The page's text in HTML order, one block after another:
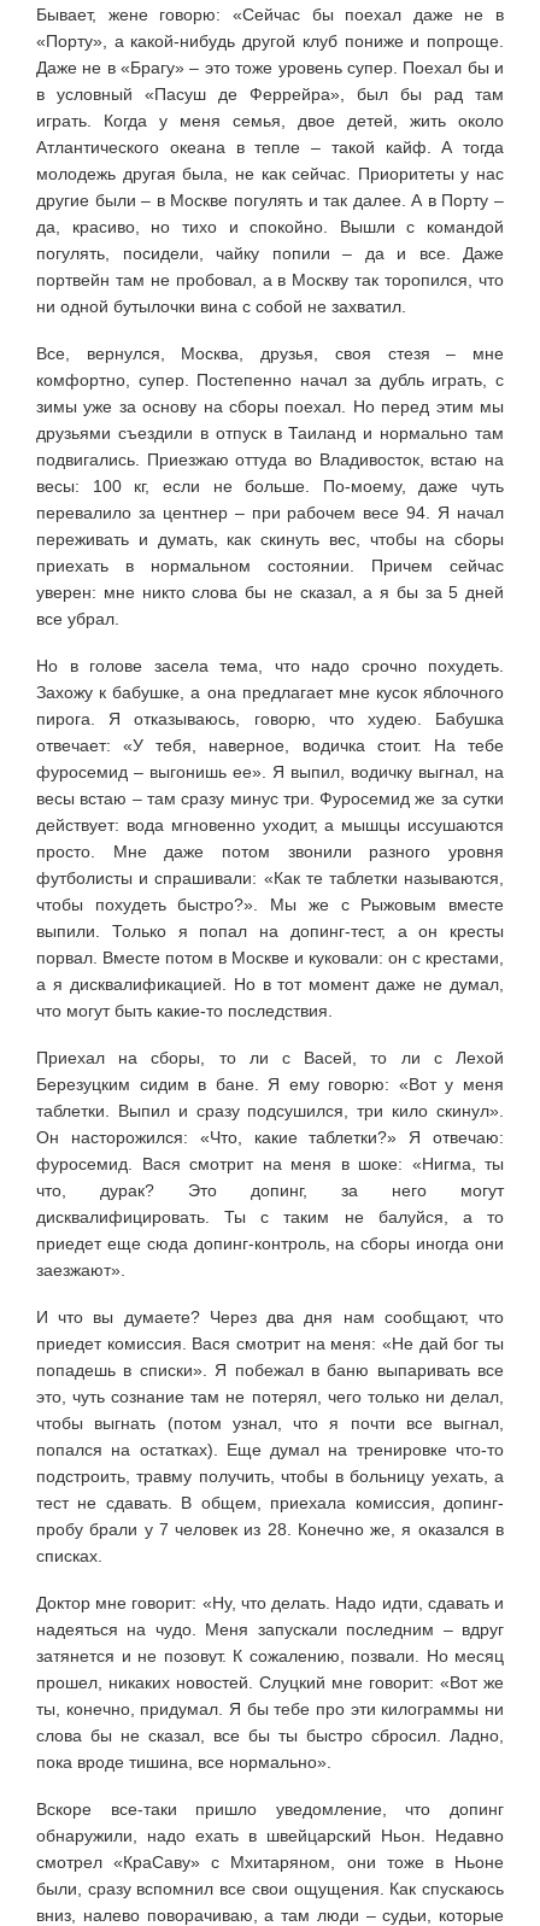
Бывает, жене говорю: «Сейчас бы поехал даже не в
«Порту», а какой-нибудь другой клуб пониже и попроще.
Даже не в «Брагу» – это тоже уровень супер. Поехал бы и
в условный «Пасуш де Феррейра», был бы рад там
играть. Когда у меня семья, двое детей, жить около
Атлантического океана в тепле – такой кайф. А тогда
молодежь другая была, не как сейчас. Приоритеты у нас
другие были – в Москве погулять и так далее. А в Порту –
да, красиво, но тихо и спокойно. Вышли с командой
погулять, посидели, чайку попили – да и все. Даже
портвейн там не пробовал, а в Москву так торопился, что
ни одной бутылочки вина с собой не захватил.
Все, вернулся, Москва, друзья, своя стезя – мне
комфортно, супер. Постепенно начал за дубль играть, с
зимы уже за основу на сборы поехал. Но перед этим мы
друзьями съездили в отпуск в Таиланд и нормально там
подвигались. Приезжаю оттуда во Владивосток, встаю на
весы: 100 кг, если не больше. По-моему, даже чуть
перевалило за центнер – при рабочем весе 94. Я начал
переживать и думать, как скинуть вес, чтобы на сборы
приехать в нормальном состоянии. Причем сейчас
уверен: мне никто слова бы не сказал, а я бы за 5 дней
все убрал.
Но в голове засела тема, что надо срочно похудеть.
Захожу к бабушке, а она предлагает мне кусок яблочного
пирога. Я отказываюсь, говорю, что худею. Бабушка
отвечает: «У тебя, наверное, водичка стоит. На тебе
фуросемид – выгонишь ее». Я выпил, водичку выгнал, на
весы встаю – там сразу минус три. Фуросемид же за сутки
действует: вода мгновенно уходит, а мышцы иссушаются
просто. Мне даже потом звонили разного уровня
футболисты и спрашивали: «Как те таблетки называются,
чтобы похудеть быстро?». Мы же с Рыжовым вместе
выпили. Только я попал на допинг-тест, а он кресты
порвал. Вместе потом в Москве и куковали: он с крестами,
а я дисквалификацией. Но в тот момент даже не думал,
что могут быть какие-то последствия.
Приехал на сборы, то ли с Васей, то ли с Лехой
Березуцким сидим в бане. Я ему говорю: «Вот у меня
таблетки. Выпил и сразу подсушился, три кило скинул».
Он насторожился: «Что, какие таблетки?» Я отвечаю:
фуросемид. Вася смотрит на меня в шоке: «Нигма, ты
что, дурак? Это допинг, за него могут
дисквалифицировать. Ты с таким не балуйся, а то
приедет еще сюда допинг-контроль, на сборы иногда они
заезжают».
И что вы думаете? Через два дня нам сообщают, что
приедет комиссия. Вася смотрит на меня: «Не дай бог ты
попадешь в списки». Я побежал в баню выпаривать все
это, чуть сознание там не потерял, чего только ни делал,
чтобы выгнать (потом узнал, что я почти все выгнал,
попался на остатках). Еще думал на тренировке что-то
подстроить, травму получить, чтобы в больницу уехать, а
тест не сдавать. В общем, приехала комиссия, допинг-
пробу брали у 7 человек из 28. Конечно же, я оказался в
списках.
Доктор мне говорит: «Ну, что делать. Надо идти, сдавать и
надеяться на чудо. Меня запускали последним – вдруг
затянется и не позовут. К сожалению, позвали. Но месяц
прошел, никаких новостей. Слуцкий мне говорит: «Вот же
ты, конечно, придумал. Я бы тебе про эти килограммы ни
слова бы не сказал, все бы ты быстро сбросил. Ладно,
пока вроде тишина, все нормально».
Вскоре все-таки пришло уведомление, что допинг
обнаружили, надо ехать в швейцарский Ньон. Недавно
смотрел «КраСаву» с Мхитаряном, они тоже в Ньоне
были, сразу вспомнил все свои ощущения. Как спускаюсь
вниз, налево поворачиваю, а там люди – судьи, которые